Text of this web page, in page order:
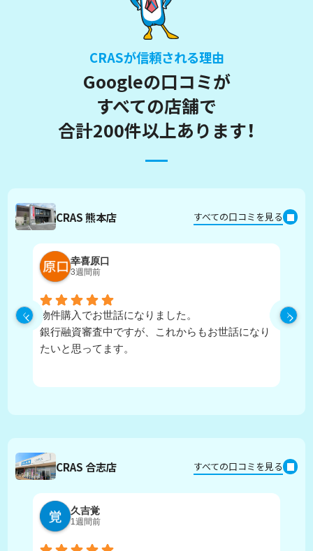
CRASが信頼される理由
Googleの口コミが
すべての店舗で
合計200件以上あります！
CRAS 熊本店 すべての口コミを見る
幸喜原口
3週間前
物件購入でお世話になりました。
銀行融資審査中ですが、これからもお世話になり
たいと思ってます。
CRAS 合志店 すべての口コミを見る
久吉覚
1週間前